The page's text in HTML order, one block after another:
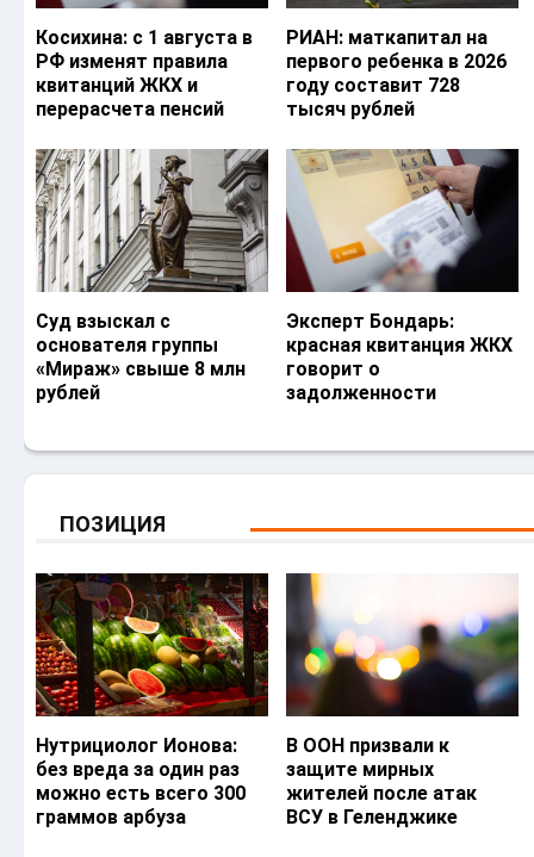
Косихина: с 1 августа в
РФ изменят правила
квитанций ЖКХ и
перерасчета пенсий
РИАН: маткапитал на
первого ребенка в 2026
году составит 728
тысяч рублей
Суд взыскал с
основателя группы
«Мираж» свыше 8 млн
рублей
Эксперт Бондарь:
красная квитанция ЖКХ
говорит о
задолженности
ПОЗИЦИЯ
Нутрициолог Ионова:
без вреда за один раз
можно есть всего 300
граммов арбуза
В ООН призвали к
защите мирных
жителей после атак
ВСУ в Геленджике